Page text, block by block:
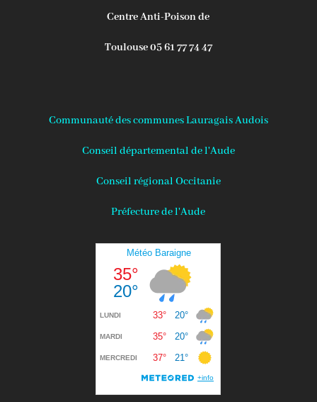
Centre Anti-Poison de
Toulouse 05 61 77 74 47
Communauté des communes Lauragais Audois
Conseil départemental de l'Aude
Conseil régional Occitanie
Préfecture de l'Aude